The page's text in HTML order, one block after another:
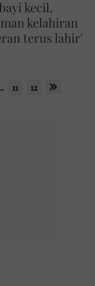
kecil,
kelahiran
terus lahir'
11 12